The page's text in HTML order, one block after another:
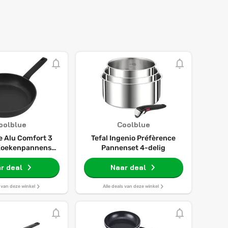
Alu Comfort 3
28 cm
deal
van deze winkel
Coolblue
Tefal Ingenio Préfèrence
Pannenset 4-delig
Naar deal
Alle deals van deze winkel